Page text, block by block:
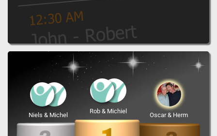
Rob & Michiel
Niels & Michel Oscar & Herm